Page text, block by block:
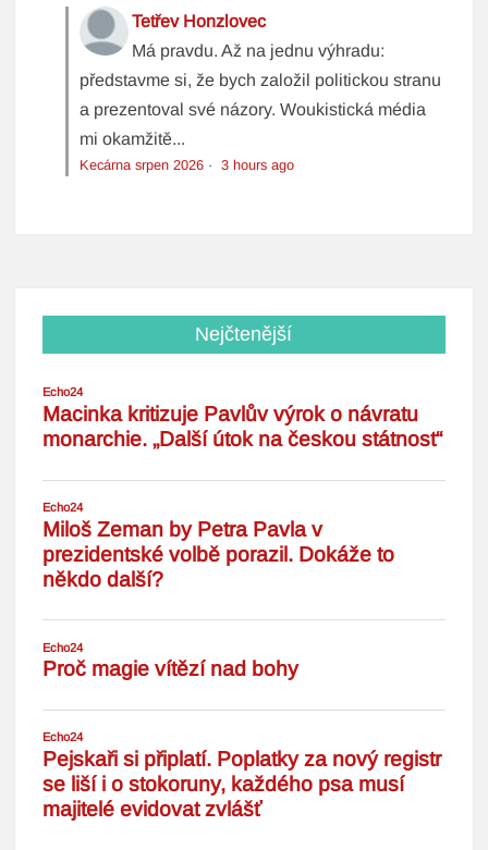
Tetřev Honzlovec
Má pravdu. Až na jednu výhradu:
představme si, že bych založil politickou stranu
a prezentoval své názory. Woukistická média
mi okamžitě...
Kecárna srpen 2026 ·3 hours ago
Nejčtenější